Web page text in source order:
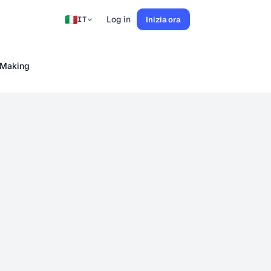
IT Log in Inizia ora